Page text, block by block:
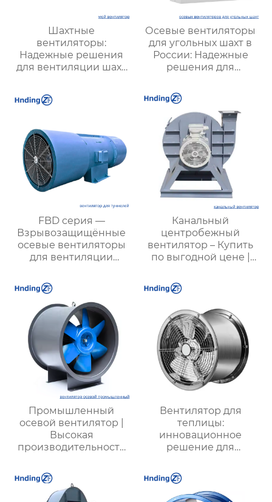
Шахтные
вентиляторы:
Надежные решения
для вентиляции шахт
| Купить с доставкой
Осевые вентиляторы
для угольных шахт в
России: Надежные
решения для
вентиляции и
безопасности
FBD серия —
Взрывозащищённые
осевые вентиляторы
для вентиляции
подземных объектов:
эффективные и
энергоэкономичные
решения
Канальный
центробежный
вентилятор – Купить
по выгодной цене |
характеристики
Промышленный
осевой вентилятор |
Высокая
производительность
объектов |
Энергоэффективные
системы вентиляции
Вентилятор для
теплицы:
инновационное
решение для
микроклимата в
теплицах и
агропредприятиях